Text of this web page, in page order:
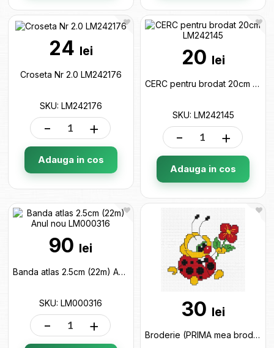
24 lei
Croseta Nr 2.0 LM242176
SKU: LM242176
- +
Adauga in cos
20 lei
CERC pentru brodat 20cm LM242145
SKU: LM242145
- +
Adauga in cos
90 lei
Banda atlas 2.5cm (22m) Anul nou LM000316
SKU: LM000316
- +
30 lei
Broderie (PRIMA mea broderie) LB99999